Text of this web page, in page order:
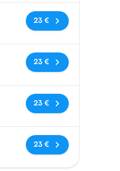
Keine Tags
23 €
Keine Tags
23 €
Keine Tags
23 €
Keine Tags
23 €